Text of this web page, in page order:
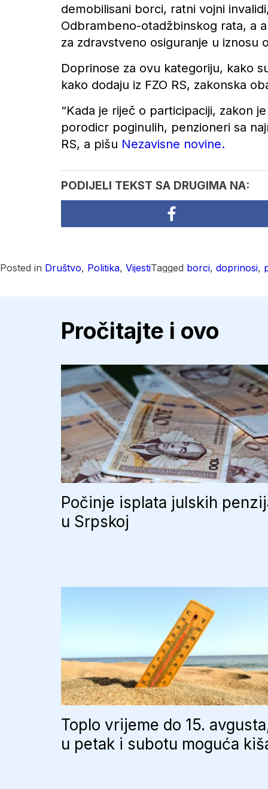
demobilisani borci, ratni vojni
Odbrambeno-otadžbinskog rata, a
za zdravstveno osiguranje u iznosu
Doprinose za ovu kategoriju, kako
kako dodaju iz FZO RS, zakonska
“Kada je riječ o participaciji, zakon
porodicr poginulih, penzioneri sa
RS, a pišu Nezavisne novine.
PODIJELI TEKST SA DRUGIMA NA:
Posted in Društvo, Politika, VijestiTagged borci, doprinosi,
Pročitajte i ovo
Počinje isplata julskih
u Srpskoj
Toplo vrijeme do 15.
u petak i subotu moguća